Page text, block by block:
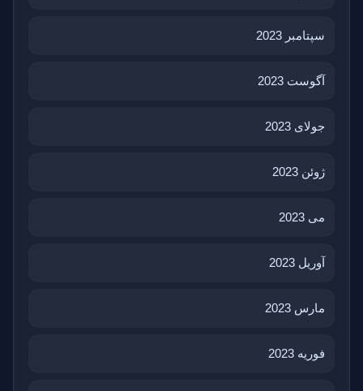
سپتامبر 2023
آگوست 2023
جولای 2023
ژوئن 2023
می 2023
آوریل 2023
مارس 2023
فوریه 2023